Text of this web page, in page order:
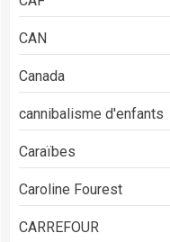
CAN
Canada
cannibalisme d'enfants
Caraïbes
Caroline Fourest
CARREFOUR